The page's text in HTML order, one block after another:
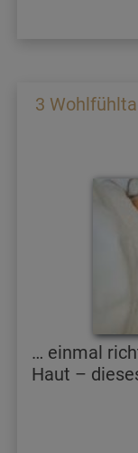
3
… einmal
Haut –